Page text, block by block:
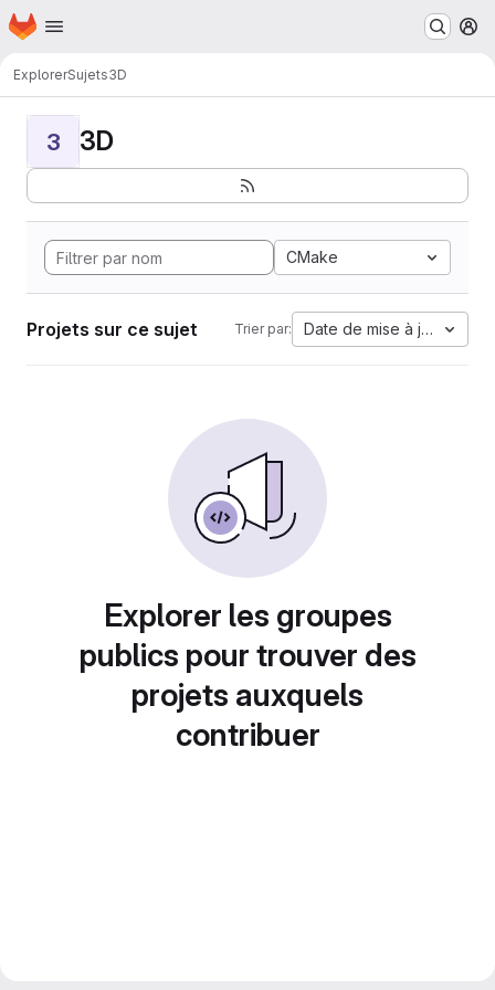
Passer au contenu principal
Page d'accueil
ExplorerSujets3D
3 3D
CMake
Projets sur ce sujet Trier par: Date de mise à jour
Explorer les groupes
publics pour trouver des
projets auxquels
contribuer